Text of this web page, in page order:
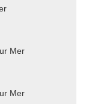
Mer
Mer